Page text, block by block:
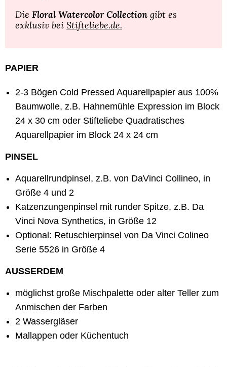
Die Floral Watercolor Collection gibt es
exklusiv bei Stifteliebe.de.
PAPIER
2-3 Bögen Cold Pressed Aquarellpapier aus 100%
Baumwolle, z.B. Hahnemühle Expression im Block
24 x 30 cm oder Stifteliebe Quadratisches
Aquarellpapier im Block 24 x 24 cm
PINSEL
Aquarellrundpinsel, z.B. von DaVinci Collineo, in
Größe 4 und 2
Katzenzungenpinsel mit runder Spitze, z.B. Da
Vinci Nova Synthetics, in Größe 12
Optional: Retuschierpinsel von Da Vinci Colineo
Serie 5526 in Größe 4
AUSSERDEM
möglichst große Mischpalette oder alter Teller zum
Anmischen der Farben
2 Wassergläser
Mallappen oder Küchentuch